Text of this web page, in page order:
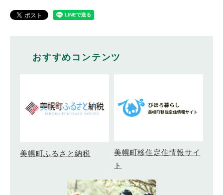
おすすめコンテンツ
美幌町ふるさと納税
美幌町移住定住情報サイ
ト